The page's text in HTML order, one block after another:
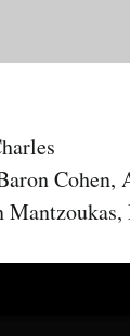
Cohen,
Mantzoukas,